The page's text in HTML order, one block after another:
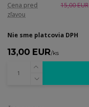
Cena pred
zľavou
15,00 EUR
Nie sme platcovia DPH
13,00 EUR/ks